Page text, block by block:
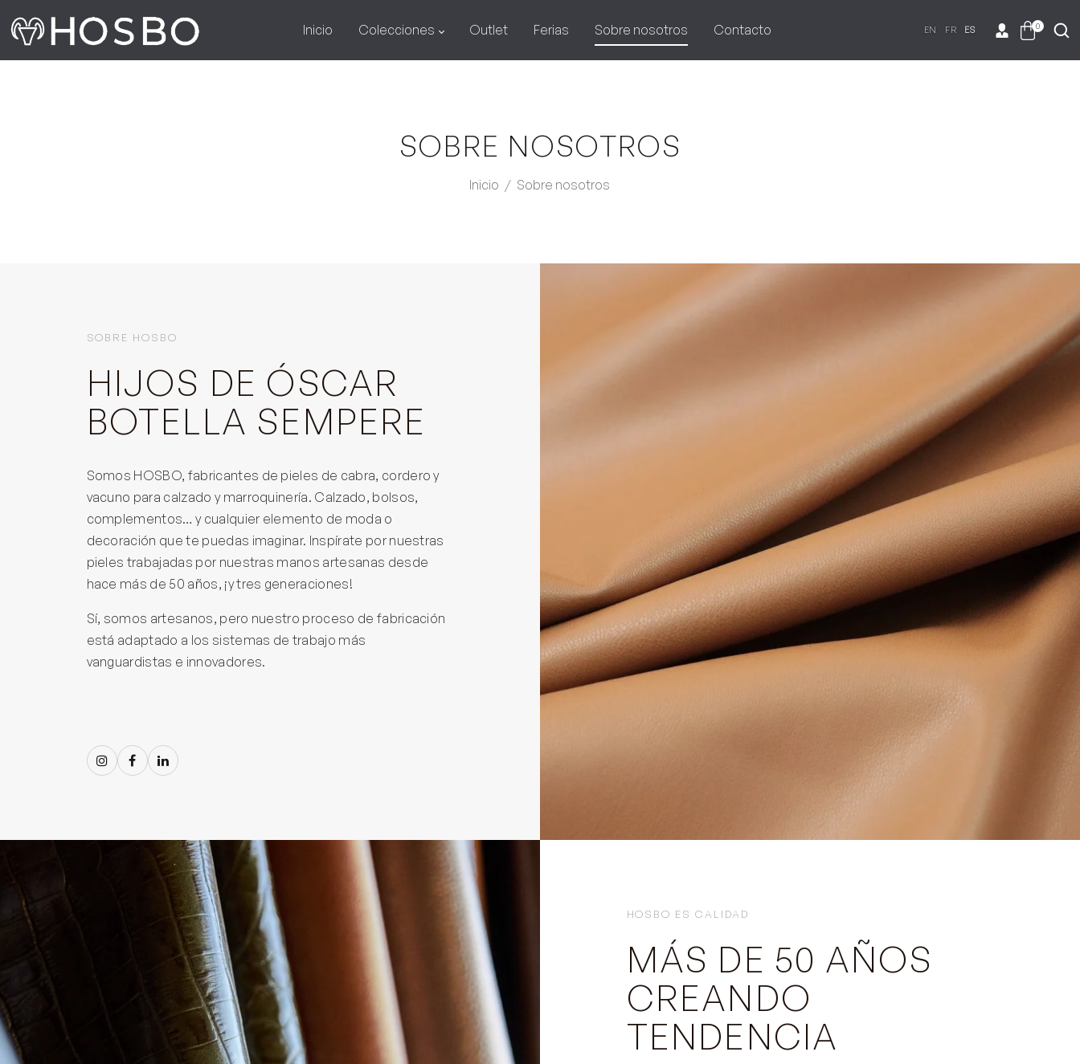
Inicio Colecciones Outlet Ferias Sobre nosotros Contacto EN FR ES 0
SOBRE NOSOTROS
Inicio / Sobre nosotros
SOBRE HOSBO
HIJOS DE ÓSCAR
BOTELLA SEMPERE
Somos HOSBO, fabricantes de pieles de cabra, cordero y
vacuno para calzado y marroquinería. Calzado, bolsos,
complementos… y cualquier elemento de moda o
decoración que te puedas imaginar. Inspírate por nuestras
pieles trabajadas por nuestras manos artesanas desde
hace más de 50 años, ¡y tres generaciones!
Sí, somos artesanos, pero nuestro proceso de fabricación
está adaptado a los sistemas de trabajo más
vanguardistas e innovadores.
HOSBO ES CALIDAD
MÁS DE 50 AÑOS
CREANDO
TENDENCIA